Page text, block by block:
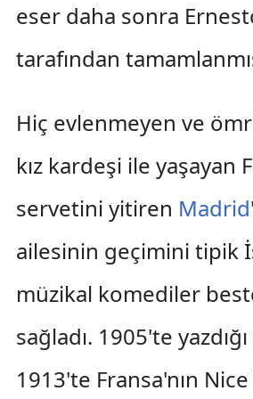
eser daha sonra
tarafından
Hiç evlenmeyen ve
kız kardeşi ile yaşayan
servetini yitiren Madrid
ailesinin geçimini tipik
müzikal komediler
sağladı. 1905'te
1913'te Fransa'nın